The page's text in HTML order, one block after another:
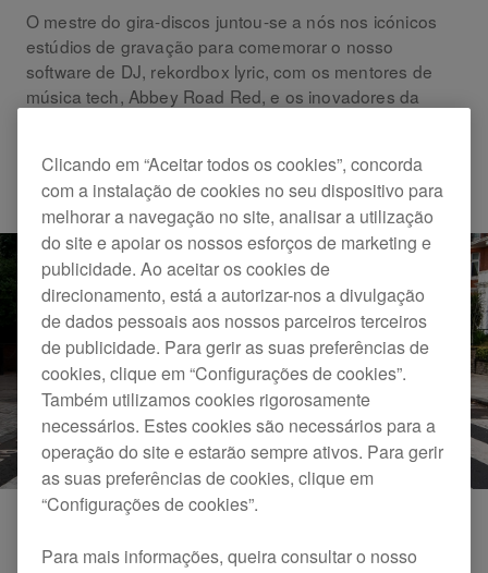
O mestre do gira-discos juntou-se a nós nos icónicos
estúdios de gravação para comemorar o nosso
software de DJ, rekordbox lyric, com os mentores de
música tech, Abbey Road Red, e os inovadores da
Others rekordbox
Em 21 de novembro de 2018, acolhemos um
Clicando em “Aceitar todos os cookies”, concorda
com a instalação de cookies no seu dispositivo para
melhorar a navegação no site, analisar a utilização
do site e apoiar os nossos esforços de marketing e
publicidade. Ao aceitar os cookies de
direcionamento, está a autorizar-nos a divulgação
de dados pessoais aos nossos parceiros terceiros
de publicidade. Para gerir as suas preferências de
cookies, clique em “Configurações de cookies”.
Também utilizamos cookies rigorosamente
necessários. Estes cookies são necessários para a
operação do site e estarão sempre ativos. Para gerir
as suas preferências de cookies, clique em
“Configurações de cookies”.
Para mais informações, queira consultar o nosso